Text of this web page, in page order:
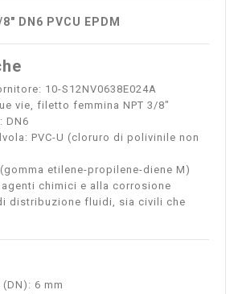
DN6 PVCU EPDM
10-S12NV0638E024A
vie, filetto femmina NPT 3/8"
DN6
PVC-U (cloruro di polivinile non
etilene-propilene-diene M)
chimici e alla corrosione
distribuzione fluidi, sia civili che
6 mm